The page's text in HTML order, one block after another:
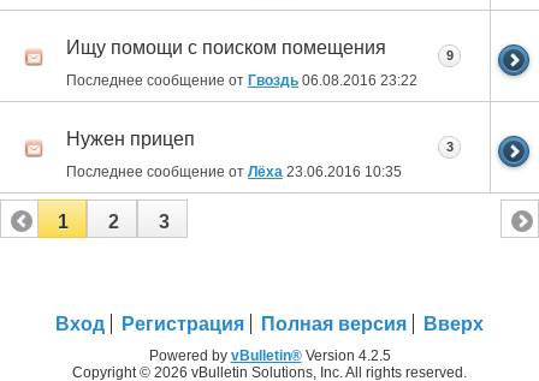
Ищу помощи с поиском помещения
Последнее сообщение от Гвоздь 06.08.2016 23:22
9
Нужен прицеп
Последнее сообщение от Лёха 23.06.2016 10:35
3
1 2 3
Вход Регистрация Полная версия Вверх
Powered by vBulletin®Version 4.2.5
Copyright © 2026 vBulletin Solutions, Inc. All rights reserved.